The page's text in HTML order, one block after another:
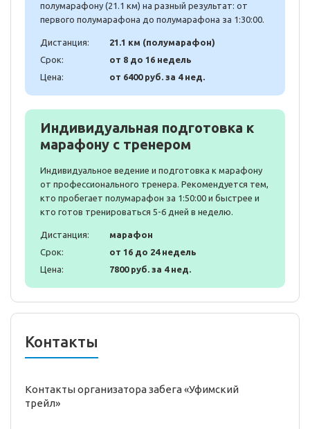
полумарафону (21.1 км) на разный результат: от
первого полумарафона до полумарафона за 1:30:00.
Дистанция:
21.1 км (полумарафон)
Срок:
от 8 до 16 недель
Цена:
от 6400 руб. за 4 нед.
Индивидуальная подготовка к
марафону с тренером
Индивидуальное ведение и подготовка к марафону
от профессионального тренера. Рекомендуется тем,
кто пробегает полумарафон за 1:50:00 и быстрее и
кто готов тренироваться 5-6 дней в неделю.
Дистанция:
марафон
Срок:
от 16 до 24 недель
Цена:
7800 руб. за 4 нед.
Контакты
Контакты организатора забега «Уфимский
трейл»